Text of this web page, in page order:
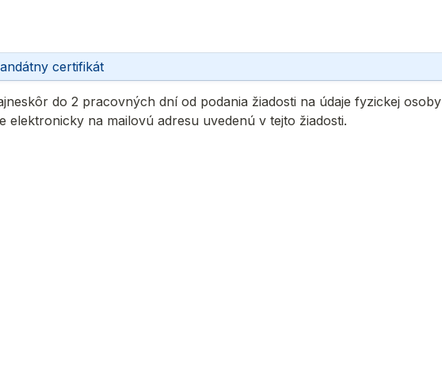
certifikát
do 2 pracovných dní od podania žiadosti na údaje fyzickej osoby
elektronicky na mailovú adresu uvedenú v tejto žiadosti.